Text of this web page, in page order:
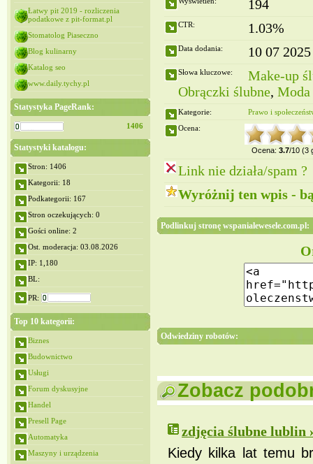
Łatwy pit 2019 - rozliczenia
podatkowe z pit-format.pl
Stomatolog Piaseczno
Blog kulinarny
Katalog seo
www.daily.tychy.pl
Statystyka PageRank:
1406
Statystyki katalogu:
Stron: 1406
Kategorii: 18
Podkategorii: 167
Stron oczekujących: 0
Gości online: 2
Ost. moderacja: 03.08.2026
IP: 1,180
BL:
PR:
Top 10 kategorii:
Biznes
Budownictwo
Usługi
Forum dyskusyjne
Handel
Presell Page
Automatyka
Maszyny i urządzenia
194
CTR: 1.03%
Data dodania: 10 07 2025
Słowa kluczowe:
Make-up
Obrączki ślubne, Moda
Kategorie:
Prawo i
Ocena:
Ocena: 3.7/10 (3
Link nie działa/spam ?
Wyróżnij ten wpis -
Podlinkuj stronę wspanialewesele.com.pl:
Odwiedziny robotów:
Zobacz
zdjęcia ślubne lublin
Kiedy kilka lat temu